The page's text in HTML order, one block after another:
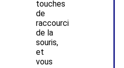
touches
de
raccourci
de la
souris,
et
vous